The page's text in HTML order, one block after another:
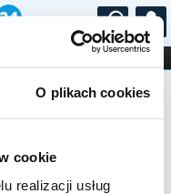
O plikach cookies
cookie
realizacji usług
...
STAND-UP
w kasie.